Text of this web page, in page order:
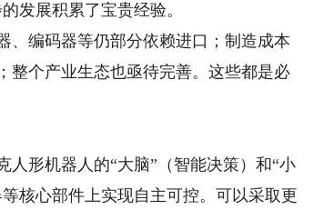
发展积累了宝贵经验。
编码器等仍部分依赖进口；制造成本
整个产业生态也亟待完善。这些都是必
形机器人的“大脑”（智能决策）和“小
核心部件上实现自主可控。可以采取更